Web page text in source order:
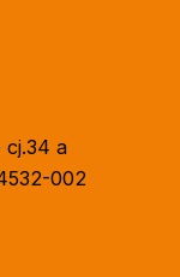
cj.34 a
002